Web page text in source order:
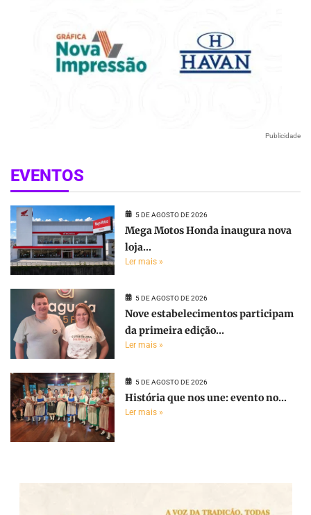
Publicidade
EVENTOS
5 DE AGOSTO DE 2026
Mega Motos Honda inaugura nova
loja...
Ler mais »
5 DE AGOSTO DE 2026
Nove estabelecimentos participam
da primeira edição...
Ler mais »
5 DE AGOSTO DE 2026
História que nos une: evento no...
Ler mais »